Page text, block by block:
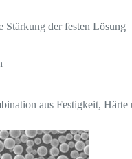
der festen Lösung
aus Festigkeit, Härte